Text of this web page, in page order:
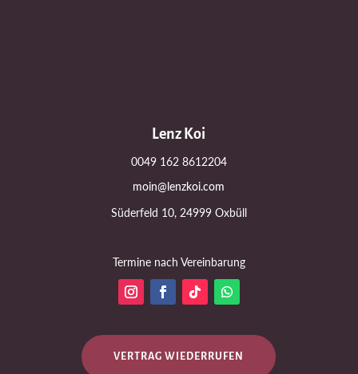
Lenz Koi
0049 162 8612204
moin@lenzkoi.com
Süderfeld 10, 24999 Oxbüll
Termine nach Vereinbarung
VERTRAG WIEDERRUFEN